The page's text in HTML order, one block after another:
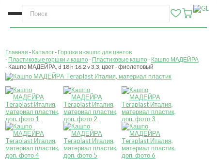
Главная Каталог Горшки и кашпо для цветов
Пластиковые горшки и кашпо
Пластиковые кашпо
Кашпо МАДЕЙРА
Кашпо МАДЕЙРА, d 18 h 16.2 v 3,3, цвет - фиолетовый